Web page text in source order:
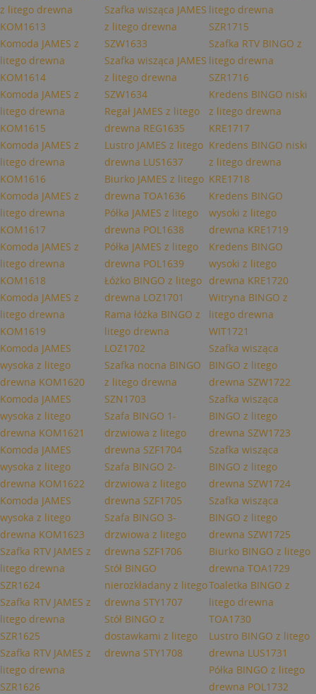
z litego drewna
KOM1613
Komoda JAMES z
litego drewna
KOM1614
Komoda JAMES z
litego drewna
KOM1615
Komoda JAMES z
litego drewna
KOM1616
Komoda JAMES z
litego drewna
KOM1617
Komoda JAMES z
litego drewna
KOM1618
Komoda JAMES z
litego drewna
KOM1619
Komoda JAMES
wysoka z litego
drewna KOM1620
Komoda JAMES
wysoka z litego
drewna KOM1621
Komoda JAMES
wysoka z litego
drewna KOM1622
Komoda JAMES
wysoka z litego
drewna KOM1623
Szafka RTV JAMES z
litego drewna
SZR1624
Szafka RTV JAMES z
litego drewna
SZR1625
Szafka RTV JAMES z
litego drewna
SZR1626
Szafka wisząca JAMES
z litego drewna
SZW1633
Szafka wisząca JAMES
z litego drewna
SZW1634
Regał JAMES z litego
drewna REG1635
Lustro JAMES z litego
drewna LUS1637
Biurko JAMES z litego
drewna TOA1636
Półka JAMES z litego
drewna POL1638
Półka JAMES z litego
drewna POL1639
Łóżko BINGO z litego
drewna LOZ1701
Rama łóżka BINGO z
litego drewna
LOZ1702
Szafka nocna BINGO
z litego drewna
SZN1703
Szafa BINGO 1-
drzwiowa z litego
drewna SZF1704
Szafa BINGO 2-
drzwiowa z litego
drewna SZF1705
Szafa BINGO 3-
drzwiowa z litego
drewna SZF1706
Stół BINGO
nierozkładany z litego
drewna STY1707
Stół BINGO z
dostawkami z litego
drewna STY1708
litego drewna
SZR1715
Szafka RTV BINGO z
litego drewna
SZR1716
Kredens BINGO niski
z litego drewna
KRE1717
Kredens BINGO niski
z litego drewna
KRE1718
Kredens BINGO
wysoki z litego
drewna KRE1719
Kredens BINGO
wysoki z litego
drewna KRE1720
Witryna BINGO z
litego drewna
WIT1721
Szafka wisząca
BINGO z litego
drewna SZW1722
Szafka wisząca
BINGO z litego
drewna SZW1723
Szafka wisząca
BINGO z litego
drewna SZW1724
Szafka wisząca
BINGO z litego
drewna SZW1725
Biurko BINGO z litego
drewna TOA1729
Toaletka BINGO z
litego drewna
TOA1730
Lustro BINGO z litego
drewna LUS1731
Półka BINGO z litego
drewna POL1732